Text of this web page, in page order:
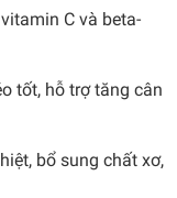
C và beta-
tốt, hỗ trợ tăng cân
bổ sung chất xơ,